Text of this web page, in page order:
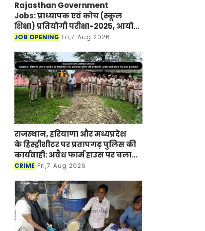
Rajasthan Government
Jobs: प्राध्यापक एवं कोच (स्कूल
शिक्षा) प्रतियोगी परीक्षा-2025, आयोग
ने जारी की हिंदी विषय की विचारित
JOB OPENING Fri,7 Aug 2026
राजस्थान, हरियाणा और मध्यप्रदेश
के हिस्ट्रीशीटर पर प्रतापगढ़ पुलिस की
कार्यवाही: अवैध फार्म हाउस पर चला
बुलडोजर
CRIME Fri,7 Aug 2026